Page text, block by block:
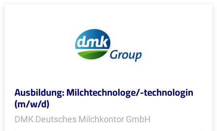
Ausbildung: Milchtechnologe/-technologin
(m/w/d)
DMK Deutsches Milchkontor GmbH